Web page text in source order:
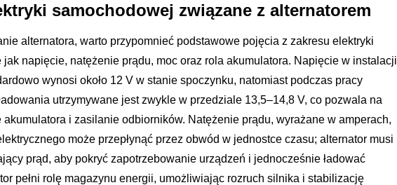
samochodowej związane z alternatorem
alternatora, warto przypomnieć podstawowe pojęcia z zakresu elektryki
napięcie, natężenie prądu, moc oraz rola akumulatora. Napięcie w instalacji
wynosi około 12 V w stanie spoczynku, natomiast podczas pracy
utrzymywane jest zwykle w przedziale 13,5–14,8 V, co pozwala na
akumulatora i zasilanie odbiorników. Natężenie prądu, wyrażane w amperach,
może przepłynąć przez obwód w jednostce czasu; alternator musi
prąd, aby pokryć zapotrzebowanie urządzeń i jednocześnie ładować
pełni rolę magazynu energii, umożliwiając rozruch silnika i stabilizację